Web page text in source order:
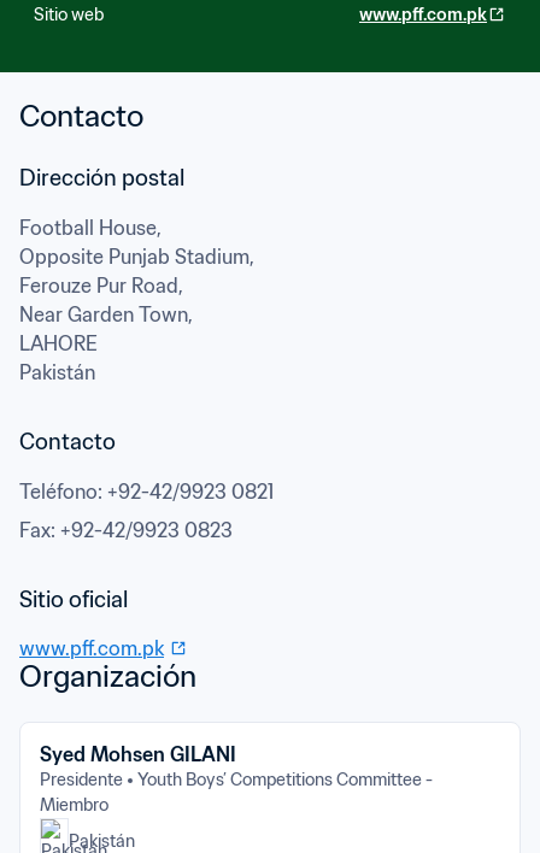
Sitio web
www.pff.com.pk
Contacto
Football House,
Opposite Punjab Stadium,
Ferouze Pur Road,
Near Garden Town,
LAHORE
Pakistán
Contacto
Teléfono: +92-42/9923 0821
Fax: +92-42/9923 0823
www.pff.com.pk
Organización
Syed Mohsen GILANI
Presidente
Youth Boys’ Competitions Committee -
Miembro
Pakistán